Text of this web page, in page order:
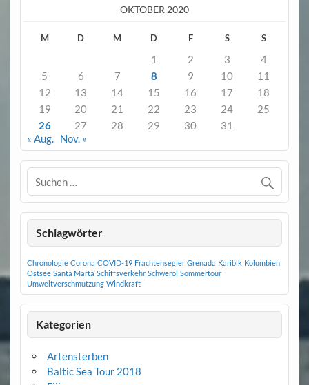
OKTOBER 2020
M D M D F S S
1 2 3
4
5
6 7 8 9 10
11
12
13 14 15 16 17
18
19
20 21 22 23 24
25
26
27 28 29 30
31
« Aug. Nov. »
Schlagwörter
Chronologie Corona COVID-19 Frachtensegler Grenada Karibik Kolumbien
Ostsee Santa Marta Schiffsverkehr Schweröl Sommertour
Umweltverschmutzung Windkraft
Kategorien
Artensterben
Baltic Sea Tour 2018